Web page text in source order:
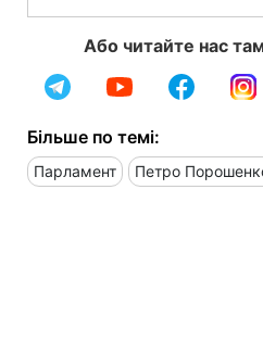
Або читайте нас
Більше по темі:
Парламент Петро